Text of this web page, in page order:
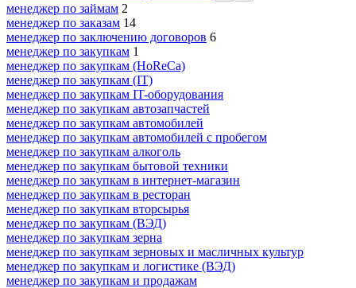
менеджер по займам 2
менеджер по заказам 14
менеджер по заключению договоров 6
менеджер по закупкам 1
менеджер по закупкам (HoReCa)
менеджер по закупкам (IT)
менеджер по закупкам IT-оборудования
менеджер по закупкам автозапчастей
менеджер по закупкам автомобилей
менеджер по закупкам автомобилей с пробегом
менеджер по закупкам алкоголь
менеджер по закупкам бытовой техники
менеджер по закупкам в интернет-магазин
менеджер по закупкам в ресторан
менеджер по закупкам вторсырья
менеджер по закупкам (ВЭД)
менеджер по закупкам зерна
менеджер по закупкам зерновых и масличных культур
менеджер по закупкам и логистике (ВЭД)
менеджер по закупкам и продажам